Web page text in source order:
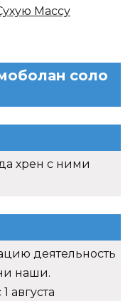
Массу
соло
хрен с ними
деятельность
наши.
августа